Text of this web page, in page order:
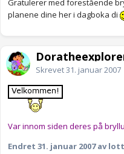
Gratulerer med forestående
planene dine her i dagboka di
Skrevet31. januar 2007
Var innom siden deres på
Endret 31. januar 2007av